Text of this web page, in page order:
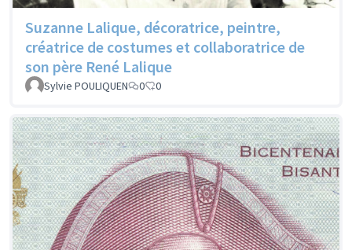
Suzanne Lalique, décoratrice, peintre,
créatrice de costumes et collaboratrice de
son père René Lalique
Sylvie POULIQUEN 0 0